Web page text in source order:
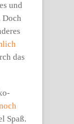
und
Doch
das
Spaß.